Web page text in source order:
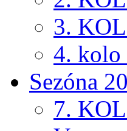
3.
4. kolo
Sezóna
7.